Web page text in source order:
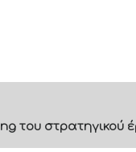
στρατηγικού